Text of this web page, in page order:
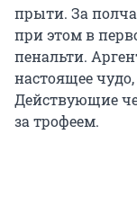
прыти. За
при этом в
пенальти.
настоящее
Действующие
за трофеем.